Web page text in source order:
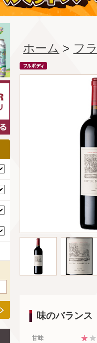
ホーム > フ
味のバランス
甘味